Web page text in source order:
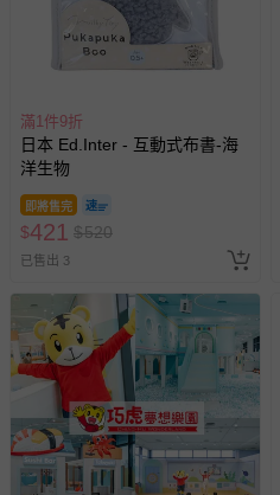
滿1件9折
日本 Ed.Inter - 互動式布書-海
洋生物
即將售完
$421 $520
已售出 3